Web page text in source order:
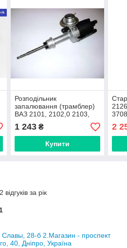
Розподільник
запалювання (трамблер)
ВАЗ 2101, 2102,0 2103,
2104, 2105, 2106, 2107
безконтактний
1 243₴
Купити
2
за рік
Славы, 28-б 2.Магазин - проспект
40, Дніпро, Україна